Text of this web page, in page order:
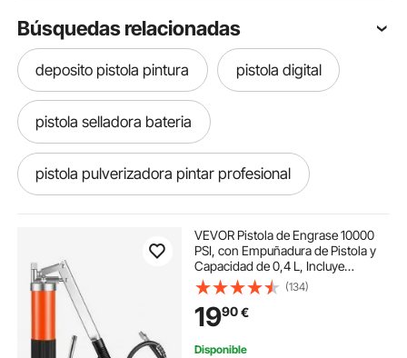
Búsquedas relacionadas
deposito pistola pintura pistola digital
pistola selladora bateria
pistola pulverizadora pintar profesional
pistola selladora de batería
fundas tácticas para pistolas pistola funda
pistola con funda funda para pistolas
VEVOR Pistola de Engrase 10000
PSI, con Empuñadura de Pistola y
Capacidad de 0,4 L, Incluye
Manguera Flexible de 46 cm, 1 Tubo
de Extensión Rígido y 1 Boquilla
Afilada para Automoción y Náutica
(134)
1990€
Disponible